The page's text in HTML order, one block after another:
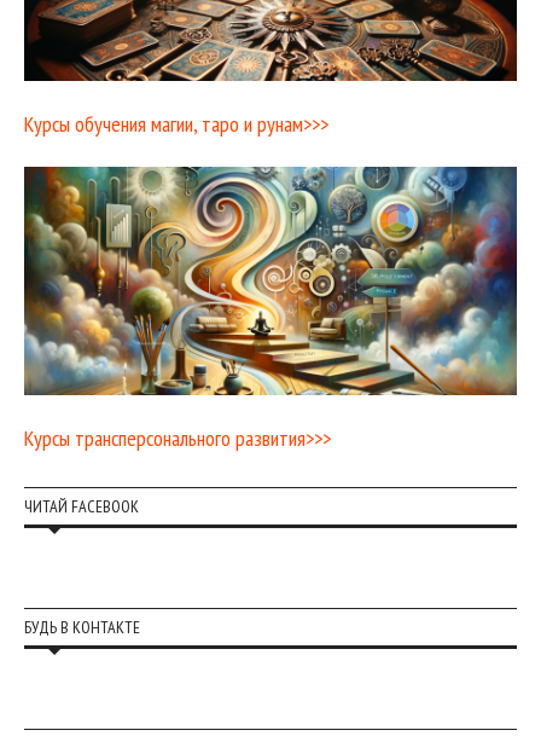
Курсы обучения магии, таро и рунам>>>
Курсы трансперсонального развития>>>
ЧИТАЙ FACEBOOK
БУДЬ В КОНТАКТЕ